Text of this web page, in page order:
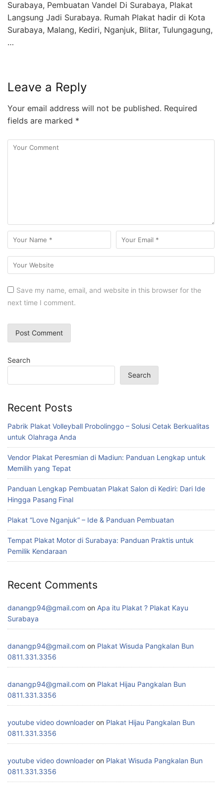
Surabaya, Pembuatan Vandel Di Surabaya, Plakat
Langsung Jadi Surabaya. Rumah Plakat hadir di Kota
Surabaya, Malang, Kediri, Nganjuk, Blitar, Tulungagung,
…
Leave a Reply
Your email address will not be published. Required
fields are marked *
Save my name, email, and website in this browser for the
next time I comment.
Search
Search
Recent Posts
Pabrik Plakat Volleyball Probolinggo – Solusi Cetak Berkualitas
untuk Olahraga Anda
Vendor Plakat Peresmian di Madiun: Panduan Lengkap untuk
Memilih yang Tepat
Panduan Lengkap Pembuatan Plakat Salon di Kediri: Dari Ide
Hingga Pasang Final
Plakat “Love Nganjuk” – Ide & Panduan Pembuatan
Tempat Plakat Motor di Surabaya: Panduan Praktis untuk
Pemilik Kendaraan
Recent Comments
danangp94@gmail.com on Apa itu Plakat ? Plakat Kayu
Surabaya
danangp94@gmail.com on Plakat Wisuda Pangkalan Bun
0811.331.3356
danangp94@gmail.com on Plakat Hijau Pangkalan Bun
0811.331.3356
youtube video downloader on Plakat Hijau Pangkalan Bun
0811.331.3356
youtube video downloader on Plakat Wisuda Pangkalan Bun
0811.331.3356